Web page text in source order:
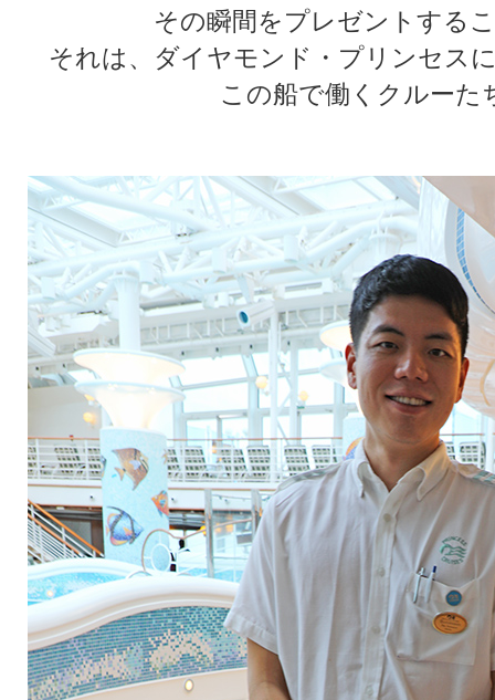
その瞬間をプレゼントする
それは、ダイヤモンド・プリンセス
この船で働くクルーた